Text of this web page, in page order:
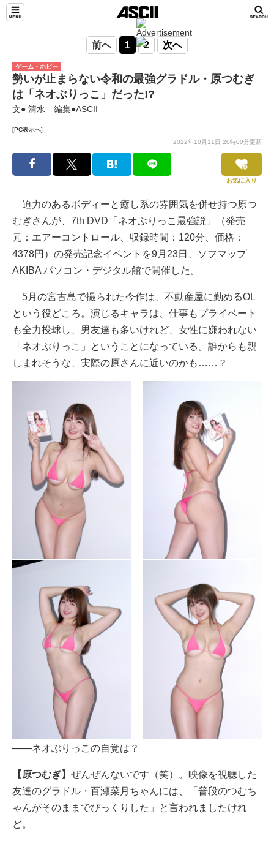
前へ 1 2 次へ
ゲーム・ホビー
勢いが止まらない令和の最強グラドル・原つむぎ
は「ネオぶりっこ」だった!?
文● 清水 編集●ASCII
[PC表示へ]
2022年10月11日 20時00分更新
お気に入り
迫力のあるボディーと癒し系の雰囲気を併せ持つ原つ
むぎさんが、7th DVD「ネオぶりっこ最強説」（発売
元：エアーコントロール、収録時間：120分、価格：
4378円）の発売記念イベントを9月23日、ソフマップ
AKIBA パソコン・デジタル館で開催した。
5月の宮古島で撮られた今作は、不動産屋に勤めるOL
という役どころ。演じるキャラは、仕事もプライベート
も全力投球し、男友達も多いけれど、女性に嫌われない
「ネオぶりっこ」ということになっている。誰からも親
しまれそうな、実際の原さんに近いのかも……？
――ネオぶりっこの自覚は？
【原つむぎ】 ぜんぜんないです（笑）。映像を視聴した
友達のグラドル・百瀬菜月ちゃんには、「普段のつむち
ゃんがそのままでびっくりした」と言われましたけれ
ど。